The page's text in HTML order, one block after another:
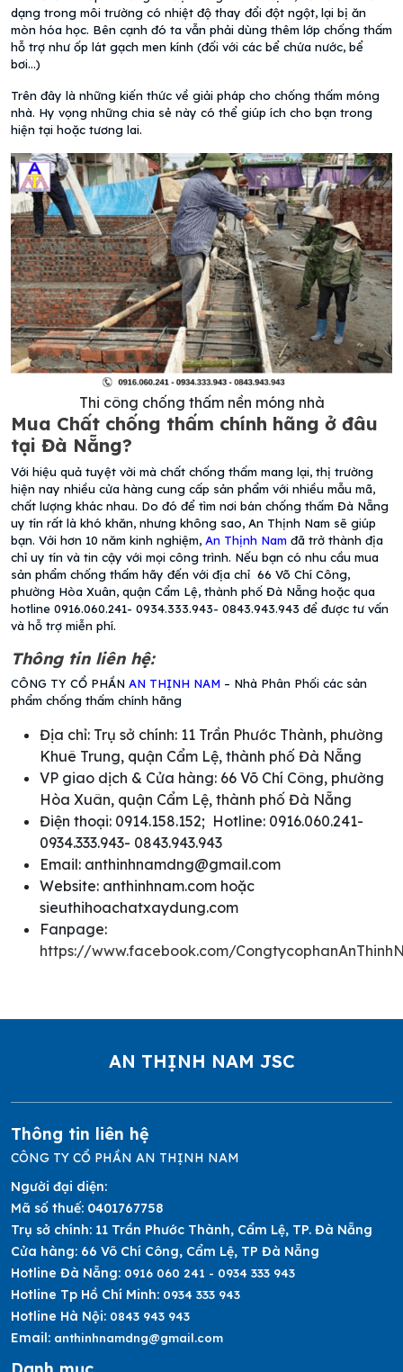
dạng trong môi trường có nhiệt độ thay đổi đột ngột, lại bị ăn
mòn hóa học. Bên cạnh đó ta vẫn phải dùng thêm lớp chống thấm
hỗ trợ như ốp lát gạch men kính (đối với các bể chứa nước, bể
bơi…)
Trên đây là những kiến thức về giải pháp cho chống thấm móng
nhà. Hy vọng những chia sẻ này có thể giúp ích cho bạn trong
hiện tại hoặc tương lai.
Thi công chống thấm nền móng nhà
Mua Chất chống thấm chính hãng ở đâu
tại Đà Nẵng?
Với hiệu quả tuyệt vời mà chất chống thấm mang lại, thị trường
hiện nay nhiều cửa hàng cung cấp sản phẩm với nhiều mẫu mã,
chất lượng khác nhau. Do đó để tìm nơi bán chống thấm Đà Nẵng
uy tín rất là khó khăn, nhưng không sao, An Thịnh Nam sẽ giúp
bạn. Với hơn 10 năm kinh nghiệm, An Thịnh Nam đã trở thành địa
chỉ uy tín và tin cậy với mọi công trình. Nếu bạn có nhu cầu mua
sản phẩm chống thấm hãy đến với địa chỉ 66 Võ Chí Công,
phường Hòa Xuân, quận Cẩm Lệ, thành phố Đà Nẵng hoặc qua
hotline 0916.060.241- 0934.333.943- 0843.943.943 để được tư vấn
và hỗ trợ miễn phí.
Thông tin liên hệ:
CÔNG TY CỔ PHẦN AN THỊNH NAM – Nhà Phân Phối các sản
phẩm chống thấm chính hãng
Địa chỉ: Trụ sở chính: 11 Trần Phước Thành, phường
Khuê Trung, quận Cẩm Lệ, thành phố Đà Nẵng
VP giao dịch & Cửa hàng: 66 Võ Chí Công, phường
Hòa Xuân, quận Cẩm Lệ, thành phố Đà Nẵng
Điện thoại: 0914.158.152; Hotline: 0916.060.241-
0934.333.943- 0843.943.943
Email: anthinhnamdng@gmail.com
Website: anthinhnam.com hoặc
sieuthihoachatxaydung.com
Fanpage:
https://www.facebook.com/
AN THỊNH NAM JSC
Thông tin liên hệ
CÔNG TY CỔ PHẦN AN THỊNH NAM
Người đại diện:
Mã số thuế: 0401767758
Trụ sở chính: 11 Trần Phước Thành, Cẩm Lệ, TP. Đà Nẵng
Cửa hàng: 66 Võ Chí Công, Cẩm Lệ, TP Đà Nẵng
Hotline Đà Nẵng: 0916 060 241 - 0934 333 943
Hotline Tp Hồ Chí Minh: 0934 333 943
Hotline Hà Nội: 0843 943 943
Email: anthinhnamdng@gmail.com